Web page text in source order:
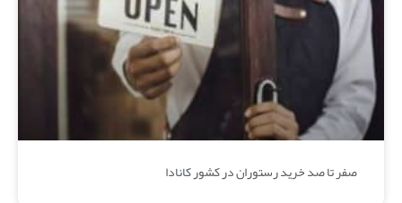
صفر تا صد خرید رستوران در کشور کانادا